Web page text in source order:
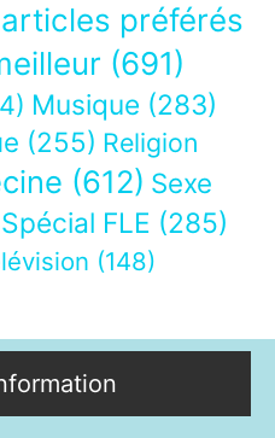
préférés
(691)
Musique (283)
(255) Religion
(612) Sexe
Spécial FLE (285)
(148)